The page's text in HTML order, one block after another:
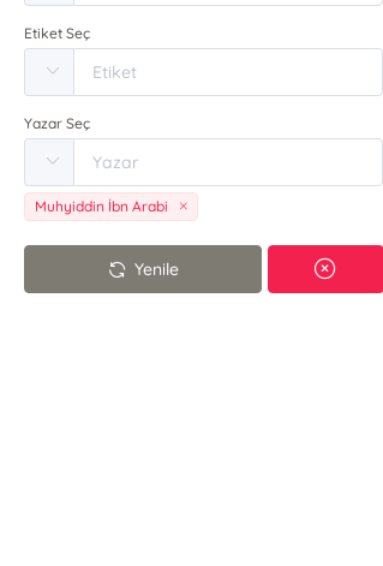
Etiket Seç
Yazar Seç
Muhyiddin İbn Arabi
Yenile